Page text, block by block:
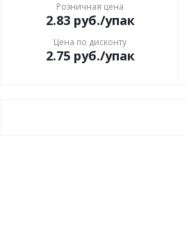
Розничная цена
2.83руб./упак
Цена по дисконту
2.75руб./упак